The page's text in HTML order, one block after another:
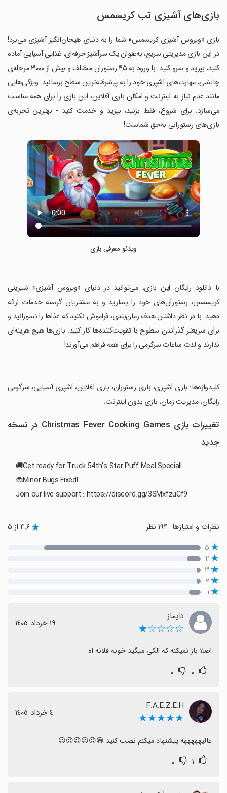
بازی‌های آشپزی تب کریسمس
بازی «ویروس آشپزی کریسمس» شما را به دنیای هیجان‌انگیز آشپزی می‌برد!
در این بازی مدیریتی سریع، به‌عنوان یک سرآشپز حرفه‌ای، غذایی آسیایی آماده
کنید، بپزید و سرو کنید. با ورود به ۴۵ رستوران مختلف و بیش از ۳۰۰۰ مرحله‌ی
چالشی، مهارت‌های آشپزی خود را به پیشرفته‌ترین سطح برسانید. ویژگی‌هایی
مانند عدم نیاز به اینترنت و امکان بازی آفلاین، این بازی را برای همه مناسب
می‌سازد. برای شروع، فقط بزنید، بپزید و خدمت کنید - بهترین تجربه‌ی
بازی‌های رستورانی به‌حق شماست!
ویدئو معرفی بازی
‏با دانلود رایگان این بازی، می‌توانید در دنیای «ویروس آشپزی» شیرینی
کریسمس، رستوران‌های خود را بسازید و به مشتریان گرسنه خدمات ارائه
دهید. با در نظر داشتن هدف زمان‌بندی، فراموش نکنید که غذاها را نسوزانید و
برای سریعتر گذراندن سطوح با تقویت‌کننده‌ها کار کنید. بازی‌ها هیچ هزینه‌ای
ندارند و لذت ساعات سرگرمی را برای همه فراهم می‌آورند!
‏کلیدواژه‌ها: بازی آشپزی، بازی رستوران، بازی آفلاین، آشپزی آسیایی، سرگرمی
رایگان، مدیریت زمان، بازی بدون اینترنت.
تغییرات بازی Christmas Fever Cooking Games در نسخه
جدید
🚚Get ready for Truck 54th's Star Puff Meal Special!
🐞Minor Bugs Fixed!
Join our live support : https://discord.gg/3SMxfzuCf9
نظرات و امتیازها ۴.۶ از ۵
۵
۴
۳
۲
۱
تایماز
☆☆☆☆★ ١٩ خرداد ١٤٠٥
اصلا باز نمیکنه که الکی میگید خوبه فلانه اه
۰ ۰
F.A.E.Z.E.H
★★★★★ ٤ خرداد ١٤٠٥
عالیهههههه پیشنهاد میکنم نصب کنید 😄😉😉😉😉😉
۱ ۰